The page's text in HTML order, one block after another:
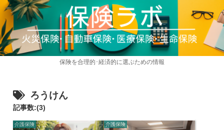
保険を合理的･経済的に選ぶための情報
ろうけん
記事数:(3)
介護保険 介護保険